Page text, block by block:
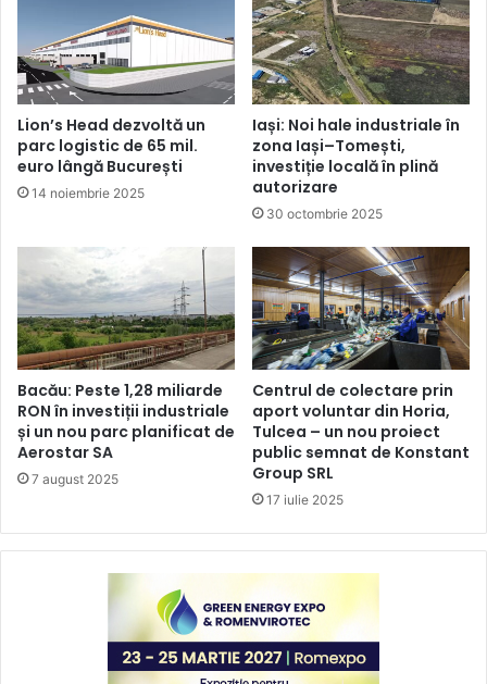
Lion’s Head dezvoltă un
parc logistic de 65 mil.
euro lângă București
14 noiembrie 2025
Iași: Noi hale industriale în
zona Iași–Tomești,
investiție locală în plină
autorizare
30 octombrie 2025
Bacău: Peste 1,28 miliarde
RON în investiții industriale
și un nou parc planificat de
Aerostar SA
7 august 2025
Centrul de colectare prin
aport voluntar din Horia,
Tulcea – un nou proiect
public semnat de Konstant
Group SRL
17 iulie 2025